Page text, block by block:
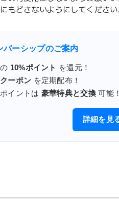
もどさないようにしてください
バーシップのご案内
10%ポイント
を還元！
ーポン を定期配布！
イントは 豪華特典と交換 可能！
詳細を見